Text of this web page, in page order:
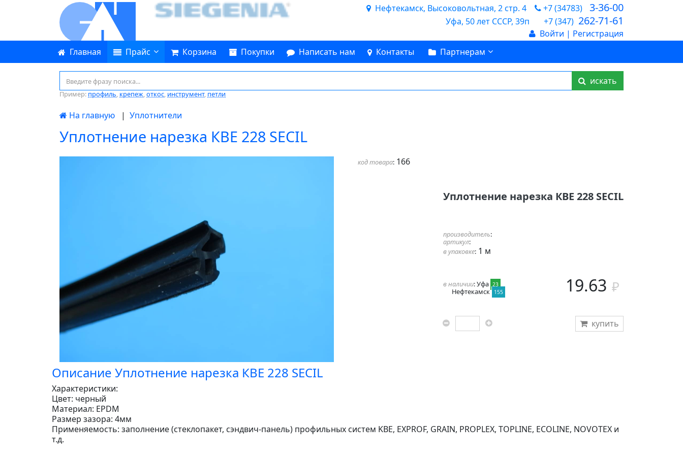
Нефтекамск, Высоковольтная, 2 стр. 4 +7 (34783) 3-36-00
Уфа, 50 лет СССР, 39п +7 (347) 262-71-61
Войти | Регистрация
Главная
Прайс Корзина Покупки Написать нам Контакты Партнерам
искать
Пример: профиль, крепеж,откос, инструмент, петли
На главную | Уплотнители
Уплотнение нарезка КВЕ 228 SECIL
код товара: 166
Уплотнение нарезка КВЕ 228 SECIL
производитель:
артикул:
в упаковке: 1 м
в наличии: Уфа 23
Нефтекамск 155 19.63
купить
Описание Уплотнение нарезка КВЕ 228 SECIL
Характеристики:
Цвет: черный
Материал: EPDM
Размер зазора: 4мм
Применяемость: заполнение (стеклопакет, сэндвич-панель) профильных систем KBE, EXPROF, GRAIN, PROPLEX, TOPLINE, ECOLINE, NOVOTEX и
т.д.